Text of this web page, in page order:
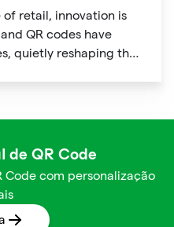
retail, innovation is
QR codes have
quietly reshaping the
de QR Code
Code com personalização